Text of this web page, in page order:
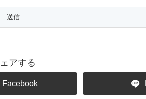
アする
Facebook